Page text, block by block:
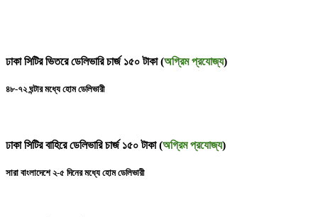
ঢাকা সিটির ভিতরে ডেলিভারি চার্জ ১৫০ টাকা (অগ্রিম প্রযোজ্য)
৪৮-৭২ ঘন্টার মধ্যে হোম ডেলিভারী
ঢাকা সিটির বাহিরে ডেলিভারি চার্জ ১৫০ টাকা (অগ্রিম প্রযোজ্য)
সারা বাংলাদেশে ২-৫ দিনের মধ্যে হোম ডেলিভারী